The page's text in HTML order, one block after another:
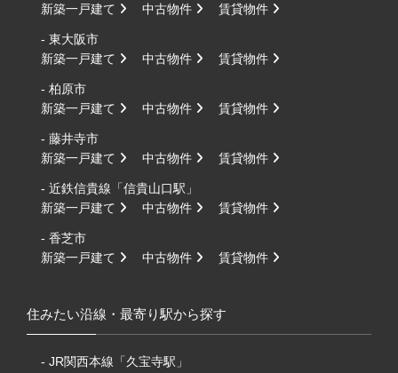
新築一戸建て
中古物件 賃貸物件
- 東大阪市
新築一戸建て
中古物件 賃貸物件
- 柏原市
新築一戸建て
中古物件 賃貸物件
- 藤井寺市
新築一戸建て
中古物件 賃貸物件
- 近鉄信貴線「信貴山口駅」
新築一戸建て
中古物件 賃貸物件
- 香芝市
新築一戸建て
中古物件 賃貸物件
住みたい沿線・最寄り駅から探す
- JR関西本線「久宝寺駅」